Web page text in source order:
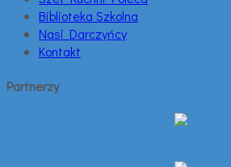
Biblioteka Szkolna
Nasi Darczyńcy
Kontakt
Partnerzy